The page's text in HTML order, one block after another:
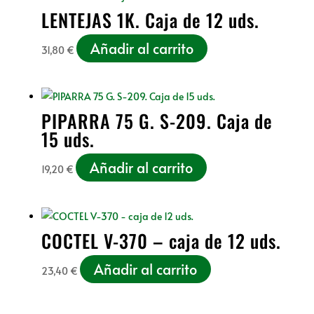
LENTEJAS 1K. Caja de 12 uds.
31,80 € Añadir al carrito
PIPARRA 75 G. S-209. Caja de
15 uds.
19,20 € Añadir al carrito
COCTEL V-370 – caja de 12 uds.
23,40 € Añadir al carrito